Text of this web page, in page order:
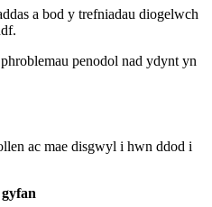
a bod y trefniadau diogelwch
penodol nad ydynt yn
ac mae disgwyl i hwn ddod i